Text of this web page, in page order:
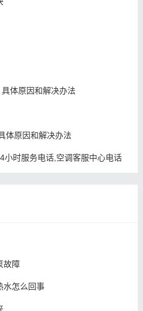
体原因和解决办法
体原因和解决办法
小时服务电话,空调客服中心电话
故障
水怎么回事